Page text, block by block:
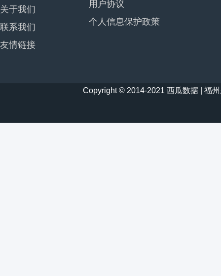
关于我们
联系我们
友情链接
用户协议
个人信息保护政策
Copyright © 2014-2021 西瓜数据 | 福